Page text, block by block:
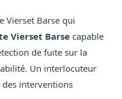
Vierset Barse qui
Vierset Barse capable
de fuite sur la
Un interlocuteur
interventions